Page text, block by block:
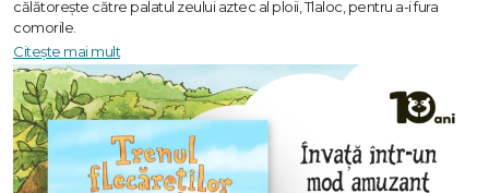
călătorește către palatul zeului aztec al ploii, Tlaloc, pentru a-i fura
comorile.
Citește mai mult